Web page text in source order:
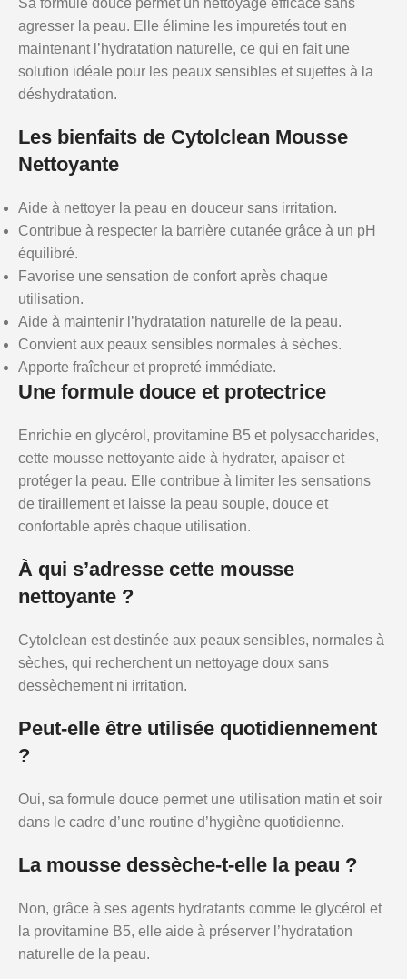
Sa formule douce permet un nettoyage efficace sans
agresser la peau. Elle élimine les impuretés tout en
maintenant l’hydratation naturelle, ce qui en fait une
solution idéale pour les peaux sensibles et sujettes à la
déshydratation.
Les bienfaits de Cytolclean Mousse
Nettoyante
Aide à nettoyer la peau en douceur sans irritation.
Contribue à respecter la barrière cutanée grâce à un pH
équilibré.
Favorise une sensation de confort après chaque
utilisation.
Aide à maintenir l’hydratation naturelle de la peau.
Convient aux peaux sensibles normales à sèches.
Apporte fraîcheur et propreté immédiate.
Une formule douce et protectrice
Enrichie en glycérol, provitamine B5 et polysaccharides,
cette mousse nettoyante aide à hydrater, apaiser et
protéger la peau. Elle contribue à limiter les sensations
de tiraillement et laisse la peau souple, douce et
confortable après chaque utilisation.
À qui s’adresse cette mousse
nettoyante ?
Cytolclean est destinée aux peaux sensibles, normales à
sèches, qui recherchent un nettoyage doux sans
dessèchement ni irritation.
Peut-elle être utilisée quotidiennement
?
Oui, sa formule douce permet une utilisation matin et soir
dans le cadre d’une routine d’hygiène quotidienne.
La mousse dessèche-t-elle la peau ?
Non, grâce à ses agents hydratants comme le glycérol et
la provitamine B5, elle aide à préserver l’hydratation
naturelle de la peau.